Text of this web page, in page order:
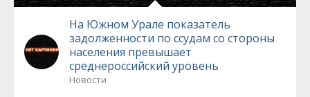
На Южном Урале показатель
задолженности по ссудам со стороны
населения превышает
среднероссийский уровень
Новости